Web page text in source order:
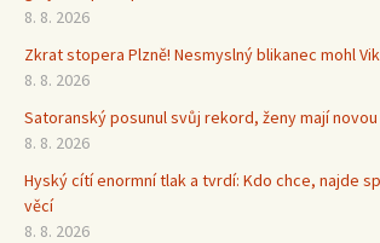
8. 8. 2026
Zkrat stopera Plzně! Nesmyslný blikanec mohl
8. 8. 2026
Satoranský posunul svůj rekord, ženy mají
8. 8. 2026
Hyský cítí enormní tlak a tvrdí: Kdo chce, najde
věcí
8. 8. 2026